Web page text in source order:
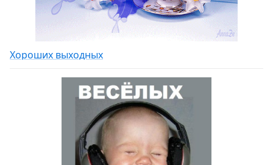
Хороших выходных